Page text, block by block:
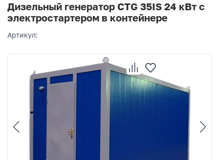
Дизельный генератор CTG 35IS 24 кВт с
электростартером в контейнере
Артикул: